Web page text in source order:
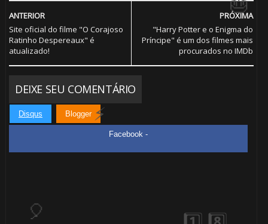
PRÓXIMA
"Harry Potter e o Enigma do
Príncipe" é um dos filmes mais
procurados no IMDb
ANTERIOR
Site oficial do filme "O Corajoso
Ratinho Despereaux" é
atualizado!
DEIXE SEU COMENTÁRIO
Disqus Blogger
Facebook -
1️⃣ 8️⃣